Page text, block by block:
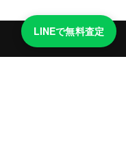
LINEで無料査定